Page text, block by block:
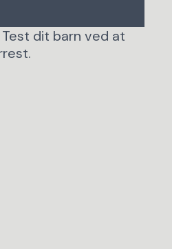
Test dit barn ved at